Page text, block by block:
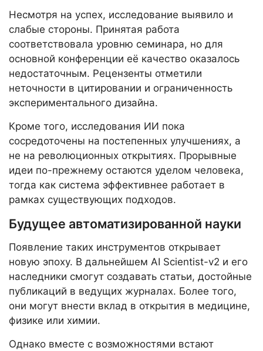
Несмотря на успех, исследование выявило и
слабые стороны. Принятая работа
соответствовала уровню семинара, но для
основной конференции её качество оказалось
недостаточным. Рецензенты отметили
неточности в цитировании и ограниченность
экспериментального дизайна.
Кроме того, исследования ИИ пока
сосредоточены на постепенных улучшениях, а
не на революционных открытиях. Прорывные
идеи по-прежнему остаются уделом человека,
тогда как система эффективнее работает в
рамках существующих подходов.
Будущее автоматизированной науки
Появление таких инструментов открывает
новую эпоху. В дальнейшем AI Scientist-v2 и его
наследники смогут создавать статьи, достойные
публикаций в ведущих журналах. Более того,
они могут внести вклад в открытия в медицине,
физике или химии.
Однако вместе с возможностями встают